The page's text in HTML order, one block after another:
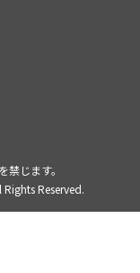
じます。
Reserved.